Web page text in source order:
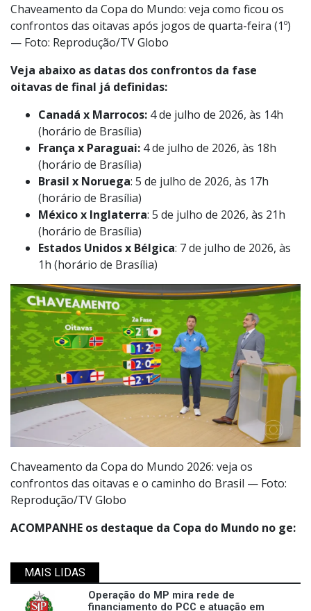
Chaveamento da Copa do Mundo: veja como ficou os
confrontos das oitavas após jogos de quarta-feira (1º)
— Foto: Reprodução/TV Globo
Veja abaixo as datas dos confrontos da fase
oitavas de final já definidas:
Canadá x Marrocos: 4 de julho de 2026, às 14h
(horário de Brasília)
França x Paraguai: 4 de julho de 2026, às 18h
(horário de Brasília)
Brasil x Noruega: 5 de julho de 2026, às 17h
(horário de Brasília)
México x Inglaterra: 5 de julho de 2026, às 21h
(horário de Brasília)
Estados Unidos x Bélgica: 7 de julho de 2026, às
1h (horário de Brasília)
Chaveamento da Copa do Mundo 2026: veja os
confrontos das oitavas e o caminho do Brasil — Foto:
Reprodução/TV Globo
ACOMPANHE os destaque da Copa do Mundo no ge:
MAIS LIDAS
Operação do MP mira rede de
financiamento do PCC e atuação em